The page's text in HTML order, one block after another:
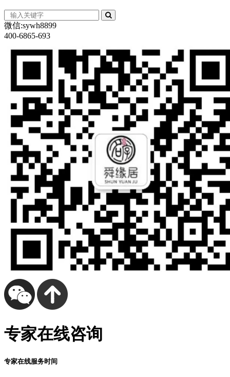
微信:sywh8899
400-6865-693
专家在线咨询
专家在线服务时间